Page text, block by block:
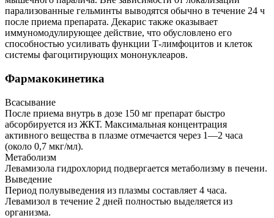
парализованные гельминты выводятся обычно в течение 24 ч
после приема препарата. Декарис также оказывает
иммуномодулирующее действие, что обусловлено его
способностью усиливать функции Т-лимфоцитов и клеток
системы фагоцитирующих мононуклеаров.
Фармакокинетика
Всасывание
После приема внутрь в дозе 150 мг препарат быстро
абсорбируется из ЖКТ. Максимальная концентрация
активного вещества в плазме отмечается через 1—2 часа
(около 0,7 мкг/мл).
Метаболизм
Левамизола гидрохлорид подвергается метаболизму в печени.
Выведение
Период полувыведения из плазмы составляет 4 часа.
Левамизол в течение 2 дней полностью выделяется из
организма.